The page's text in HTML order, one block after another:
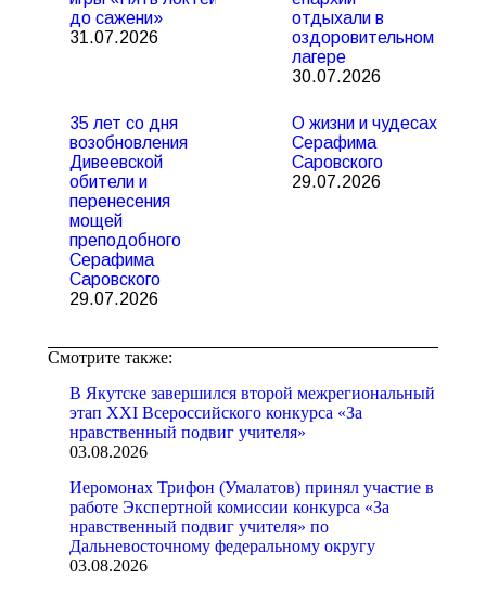
до сажени»
31.07.2026
отдыхали в
оздоровительном
лагере
30.07.2026
35 лет со дня
возобновления
Дивеевской
обители и
перенесения
мощей
преподобного
Серафима
Саровского
29.07.2026
О жизни и чудесах
Серафима
Саровского
29.07.2026
Смотрите также:
В Якутске завершился второй межрегиональный
этап XXI Всероссийского конкурса «За
нравственный подвиг учителя»
03.08.2026
Иеромонах Трифон (Умалатов) принял участие в
работе Экспертной комиссии конкурса «За
нравственный подвиг учителя» по
Дальневосточному федеральному округу
03.08.2026